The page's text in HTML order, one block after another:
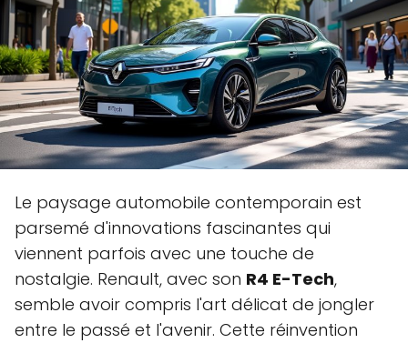
Le paysage automobile contemporain est
parsemé d'innovations fascinantes qui
viennent parfois avec une touche de
nostalgie. Renault, avec son R4 E-Tech,
semble avoir compris l'art délicat de jongler
entre le passé et l'avenir. Cette réinvention